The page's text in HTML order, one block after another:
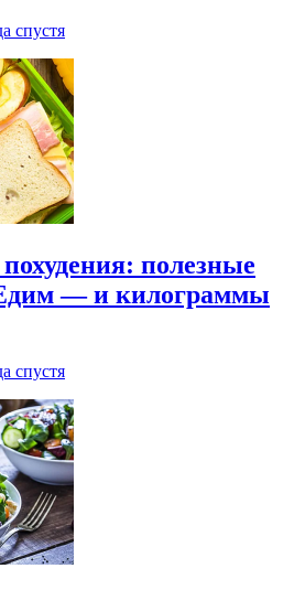
спустя
полезные
— и килограммы
спустя